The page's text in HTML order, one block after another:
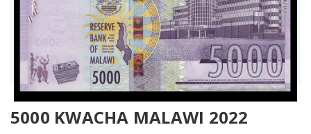
5000 KWACHA MALAWI 2022